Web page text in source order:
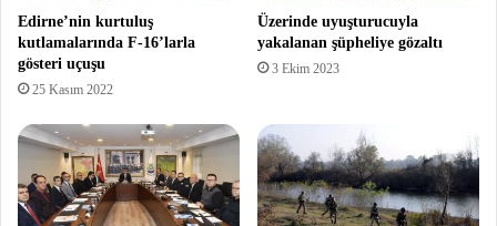
Edirne’nin kurtuluş
kutlamalarında F-16’larla
gösteri uçuşu
25 Kasım 2022
Üzerinde uyuşturucuyla
yakalanan şüpheliye gözaltı
3 Ekim 2023